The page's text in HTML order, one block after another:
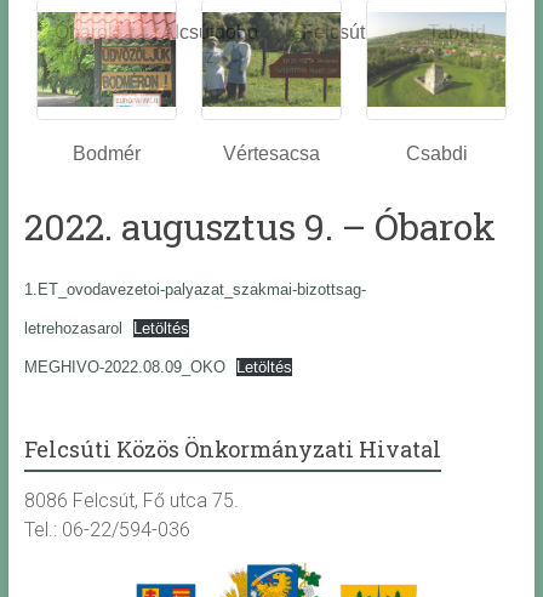
Óbarok
Alcsútdobo
z
Felcsút Tabajd
Bodmér Vértesacsa Csabdi
2022. augusztus 9. – Óbarok
1.ET_ovodavezetoi-palyazat_szakmai-bizottsag-
letrehozasarol Letöltés
MEGHIVO-2022.08.09_OKO Letöltés
Felcsúti Közös Önkormányzati Hivatal
8086 Felcsút, Fő utca 75.
Tel.: 06-22/594-036